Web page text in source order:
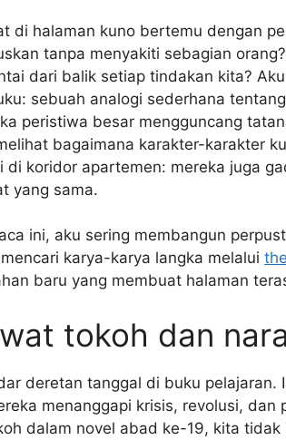
di halaman kuno bertemu dengan
tanpa menyakiti sebagian
dari balik setiap tindakan kita?
sebuah analogi sederhana
peristiwa besar mengguncang
bagaimana karakter-karakter
di koridor apartemen: mereka juga
yang sama.
ini, aku sering membangun
karya-karya langka melalui
baru yang membuat halaman
tokoh dan
deretan tanggal di buku pelajaran.
menanggapi krisis, revolusi, dan
dalam novel abad ke-19, kita tidak